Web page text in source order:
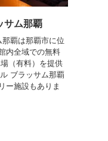
サム那覇
覇は那覇市に位
内全域での無料
（有料）を提供
ブラッサム那覇
ー施設もありま